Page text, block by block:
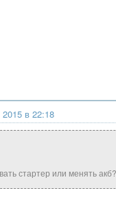
в 22:18
стартер или менять акб?